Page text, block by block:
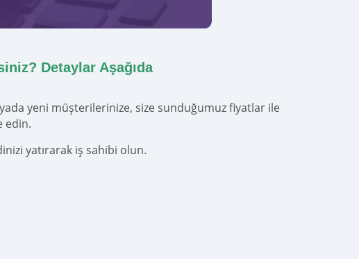
Detaylar Aşağıda
yeni müşterilerinize, size sunduğumuz fiyatlar ile
edin.
yatırarak iş sahibi olun.